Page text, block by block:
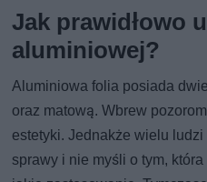
Jak prawidłowo
aluminiowej?
Aluminiowa folia posiada
oraz matową. Wbrew
estetyki. Jednakże wielu
sprawy i nie myśli o tym,